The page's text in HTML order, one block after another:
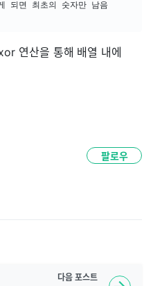
되면 최초의 숫자만 남음
연산을 통해 배열 내에
팔로우
다음 포스트